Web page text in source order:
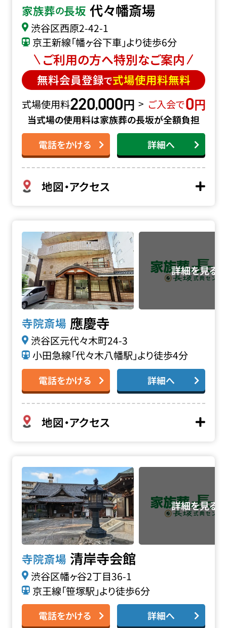
家族葬の長坂 代々幡斎場
渋谷区西原2-42-1
京王新線「幡ヶ谷下車」より徒歩6分
ご利用の方へ特別なご案内
無料会員登録で式場使用料無料
式場使用料220,000円 > ご入会で0円
当式場の使用料は家族葬の長坂が全額負担
電話をかける
詳細へ
地図・アクセス
寺院斎場 應慶寺
渋谷区元代々木町24-3
小田急線「代々木八幡駅」より徒歩4分
電話をかける 詳細へ
地図・アクセス
寺院斎場 清岸寺会館
渋谷区幡ヶ谷2丁目36-1
京王線「笹塚駅」より徒歩6分
電話をかける 詳細へ